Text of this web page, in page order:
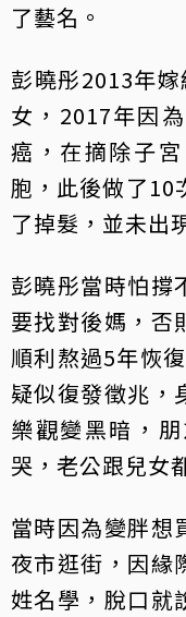
了藝名。
彭曉彤2013年
女，2017年因
癌，在摘除子
胞，此後做了10
了掉髮，並未出
彭曉彤當時怕撐
要找對後媽，否
順利熬過5年恢
疑似復發徵兆，
樂觀變黑暗，
哭，老公跟兒女
當時因為變胖想
夜市逛街，因緣
姓名學，脫口就